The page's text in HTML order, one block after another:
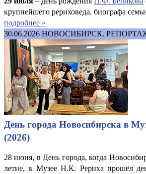
крупнейшего рериховеда, биографа
подробнее »
30.06.2026 НОВОСИБИРСК.
День города Новосибирска в
(2026)
28 июня, в День города, когда
летие, в Музее Н.К. Рериха прошёл